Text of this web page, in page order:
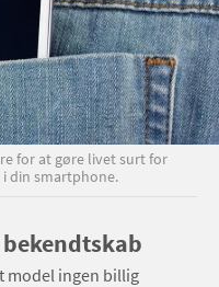
for at gøre livet surt for
din smartphone.
model ingen billig